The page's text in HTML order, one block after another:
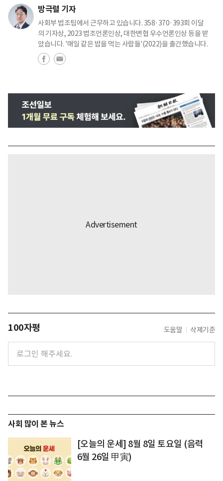
방극렬 기자
사회부 법조팀에서 근무하고 있습니다. 358·370·393회 이달
의 기자상, 2023 법조언론인상, 대한변협 우수언론인상 등을 받
았습니다. '매일 같은 밥을 먹는 사람들'(2022)을 출간했습니다.
100자평 도움말 삭제기준
사회 많이 본 뉴스
[오늘의 운세] 8월 8일 토요일 (음력
6월 26일 甲寅)